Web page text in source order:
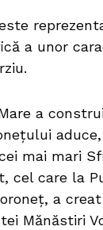
a unor
a
mai mari
cel care la
a
Mănăstiri